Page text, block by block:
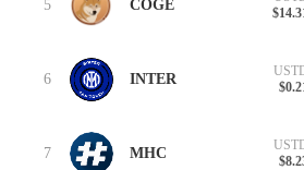
5 COGE
6 INTER
7 MHC